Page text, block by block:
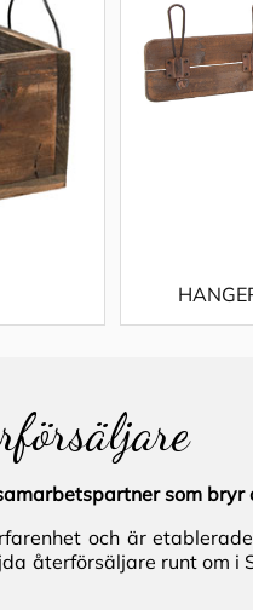
som bryr
och är
återförsäljare runt om i